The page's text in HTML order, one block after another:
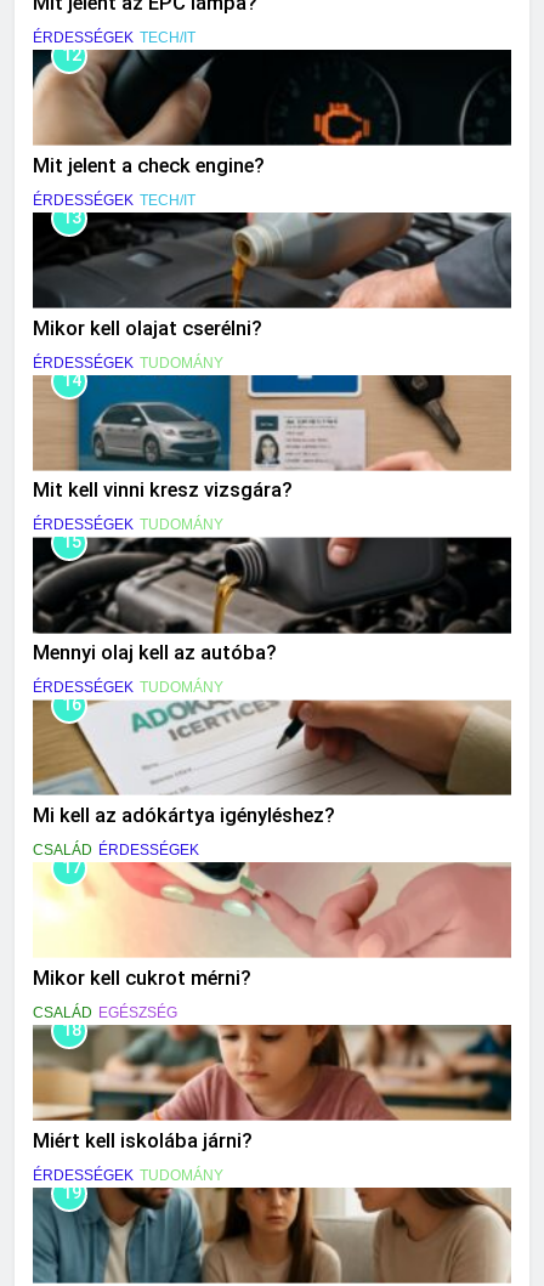
ÉRDESSÉGEK TECH/IT
12
Mit jelent a check engine?
ÉRDESSÉGEK TECH/IT
13
Mikor kell olajat cserélni?
ÉRDESSÉGEK TUDOMÁNY
14
Mit kell vinni kresz vizsgára?
ÉRDESSÉGEK TUDOMÁNY
15
Mennyi olaj kell az autóba?
ÉRDESSÉGEK TUDOMÁNY
16
Mi kell az adókártya igényléshez?
CSALÁD ÉRDESSÉGEK
17
Mikor kell cukrot mérni?
CSALÁD EGÉSZSÉG
18
Miért kell iskolába járni?
ÉRDESSÉGEK TUDOMÁNY
19